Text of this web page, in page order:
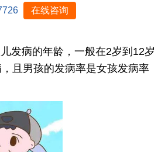
在线咨询
发病的年龄，一般在2岁到12岁
且男孩的发病率是女孩发病率